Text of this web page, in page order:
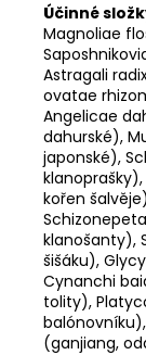
Účinné
Magnoliae
Astragali
ovatae
Angelicae
dahurské),
japonské),
kořen
klanošanty),
šišáku),
Cynanchi
tolity),
(ganjiang,